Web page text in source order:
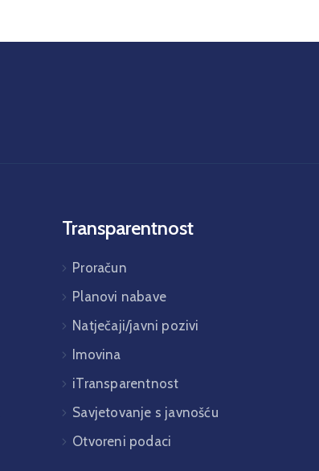
Transparentnost
Proračun
Planovi nabave
Natječaji/javni pozivi
Imovina
iTransparentnost
Savjetovanje s javnošću
Otvoreni podaci